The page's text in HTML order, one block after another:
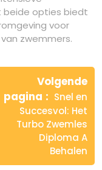
beide opties biedt
voor
zwemmers.
Volgende
pagina
Snel en
Succesvol: Het
Turbo Zwemles
Diploma A
Behalen